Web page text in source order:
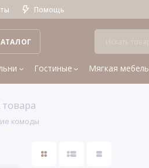
Помощь
Гостиные Мягкая мебель
товара
комоды